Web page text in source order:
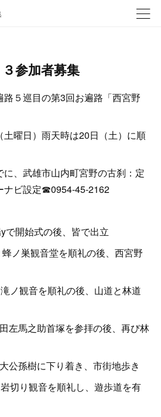
参加者募集
５巡目の第3回お遍路「西宮野
曜日）雨天時は20日（土）に順
、武雄市山内町宮野の古刹：定
ビ設定☎0954‐45‐2162
開始式の後、皆で出立
ノ巣観音堂を順礼の後、西宮野
ノ観音を順礼の後、山道と林道
左馬之助首塚を参拝の後、再び林
孫樹に下り着き、市街地歩き
切り観音を順礼し、遊歩道を有